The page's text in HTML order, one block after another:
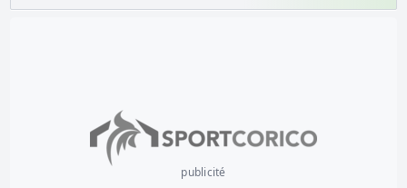
publicité